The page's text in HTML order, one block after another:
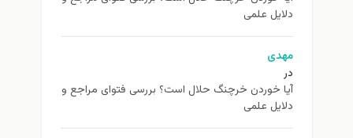
دلایل علمی
مهدی
در
آیا خوردن خرچنگ حلال است؟ بررسی فتوای مراجع و
دلایل علمی